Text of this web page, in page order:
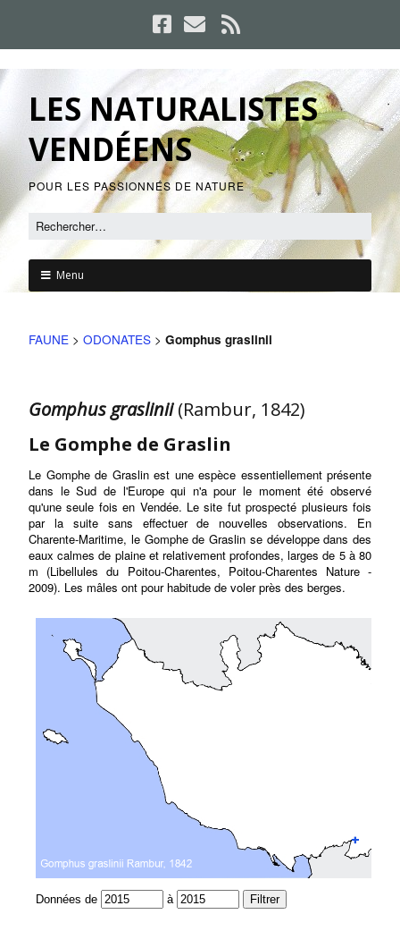
LES NATURALISTES
VENDÉENS
POUR LES PASSIONNÉS DE NATURE
Menu
FAUNE > ODONATES > Gomphus graslinii
Gomphus graslinii(Rambur, 1842)
Le Gomphe de Graslin
Le Gomphe de Graslin est une espèce essentiellement présente
dans le Sud de l'Europe qui n'a pour le moment été observé
qu'une seule fois en Vendée. Le site fut prospecté plusieurs fois
par la suite sans effectuer de nouvelles observations. En
Charente-Maritime, le Gomphe de Graslin se développe dans des
eaux calmes de plaine et relativement profondes, larges de 5 à 80
m (Libellules du Poitou-Charentes, Poitou-Charentes Nature -
2009). Les mâles ont pour habitude de voler près des berges.